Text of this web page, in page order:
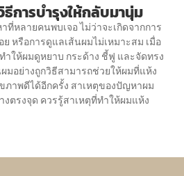
การบำรุงให้กลับมานุ่ม
หลายคนพบเจอ ไม่ว่าจะเกิดจากการ
หรือการดูแลเส้นผมไม่เหมาะสม เมื่อ
ให้ผมดูหยาบ กระด้าง ชี้ฟู และจัดทรง
มอย่างถูกวิธีสามารถช่วยให้ผมที่แห้ง
ภาพดีได้อีกครั้ง สาเหตุของปัญหาผม
ตรงจุด ควรรู้สาเหตุที่ทำให้ผมแห้ง